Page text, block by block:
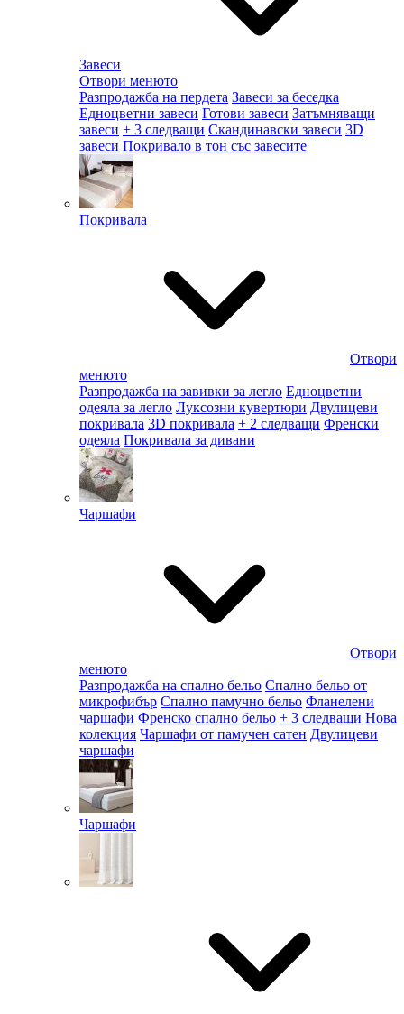
Завеси
Отвори менюто
Разпродажба на пердета Завеси за беседка
Едноцветни завеси Готови завеси Затъмняващи
завеси + 3 следващи Скандинавски завеси 3D
завеси Покривало в тон със завесите
Покривала
Отвори
менюто
Разпродажба на завивки за легло Едноцветни
одеяла за легло Луксозни кувертюри Двулицеви
покривала 3D покривала + 2 следващи Френски
одеяла Покривала за дивани
Чаршафи
Отвори
менюто
Разпродажба на спално бельо Спално бельо от
микрофибър Спално памучно бельо Фланелени
чаршафи Френско спално бельо + 3 следващи Нова
колекция Чаршафи от памучен сатен Двулицеви
чаршафи
Чаршафи